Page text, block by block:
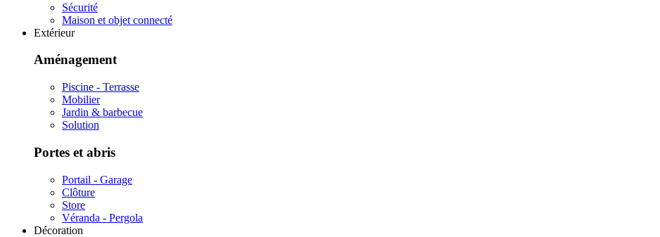
Sécurité
Maison et objet connecté
Extérieur
Aménagement
Piscine - Terrasse
Mobilier
Jardin & barbecue
Solution
Portes et abris
Portail - Garage
Clôture
Store
Véranda - Pergola
Décoration